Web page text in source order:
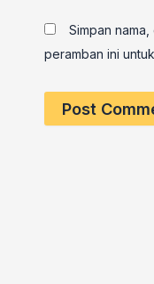
Simpan
peramban ini